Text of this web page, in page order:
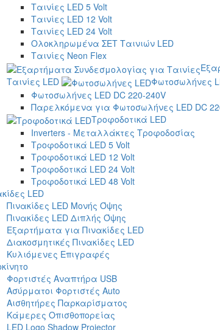
Ταινίες LED 5 Volt
Ταινίες LED 12 Volt
Ταινίες LED 24 Volt
Ολοκληρωμένα ΣΕΤ Ταινιών LED
Ταινίες Neon Flex
Ταινίες LED
Φωτοσωλήνες
Φωτοσωλήνες LED DC 220-240V
Παρελκόμενα για Φωτοσωλήνες LED DC
Τροφοδοτικά LED
Inverters - Μεταλλάκτες Τροφοδοσίας
Τροφοδοτικά LED 5 Volt
Τροφοδοτικά LED 12 Volt
Τροφοδοτικά LED 24 Volt
Τροφοδοτικά LED 48 Volt
LED
Πινακίδες LED Μονής Όψης
Πινακίδες LED Διπλής Όψης
Εξαρτήματα για Πινακίδες LED
Διακοσμητικές Πινακίδες LED
Κυλιόμενες Επιγραφές
Φορτιστές Αναπτήρα USB
Ασύρματοι Φορτιστές Auto
Αισθητήρες Παρκαρίσματος
Κάμερες Οπισθοπορείας
LED Logo Shadow Projector